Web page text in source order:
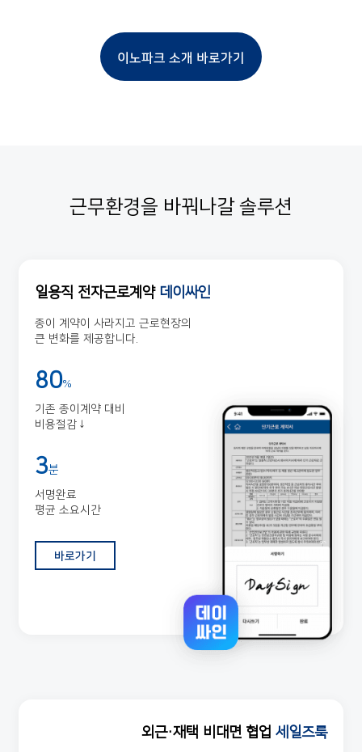
이노파크 소개 바로가기
근무환경을 바꿔나갈 솔루션
일용직 전자근로계약 데이싸인
종이 계약이 사라지고 근로현장의
큰 변화를 제공합니다.
80%
기존 종이계약 대비
비용절감↓
3분
서명완료
평균 소요시간
바로가기
외근·재택 비대면 협업세일즈룩